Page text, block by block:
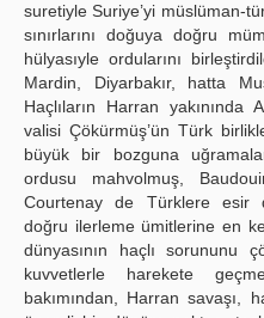
suretiyle Suriye’yi müslüman-
sınırlarını doğuya doğru
hülyasıyle ordularını
Mardin, Diyarbakır, hatta
Haçlıların Harran
valisi Çökürmüş’ün Türk
büyük bir bozguna
ordusu mahvolmuş,
Courtenay de Türklere esir
doğru ilerleme ümitlerine en
dünyasının haçlı sorununu
kuvvetlerle harekete
bakımından, Harran savaşı,